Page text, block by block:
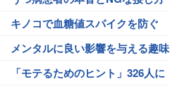
キノコで血糖値スパイクを防ぐ
メンタルに良い影響を与える趣味
「モテるためのヒント」326人に